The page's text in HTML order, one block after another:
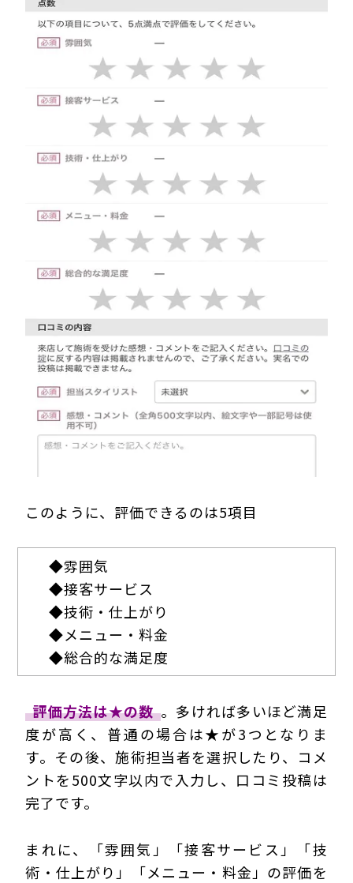
このように、評価できるのは5項目
◆雰囲気
◆接客サービス
◆技術・仕上がり
◆メニュー・料金
◆総合的な満足度
評価方法は★の数 。多ければ多いほど満足
度が高く、普通の場合は★が3つとなりま
す。その後、施術担当者を選択したり、コメ
ントを500文字以内で入力し、口コミ投稿は
完了です。
まれに、「雰囲気」「接客サービス」「技
術・仕上がり」「メニュー・料金」の評価を